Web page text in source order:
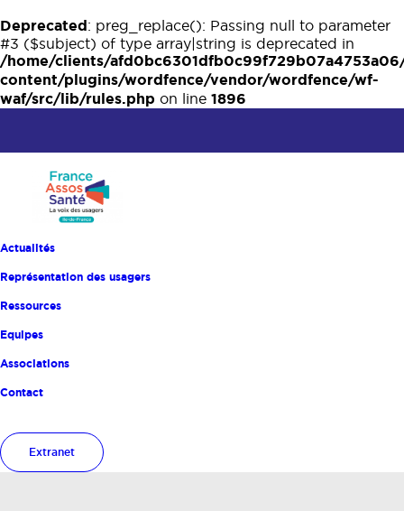
Deprecated: preg_replace(): Passing null to parameter
#3 ($subject) of type array|string is deprecated in
/home/clients/
content/plugins/wordfence/vendor/wordfence/wf-
waf/src/lib/rules.php on line 1896
Actualités
Représentation des usagers
Ressources
Equipes
Associations
Contact
Extranet